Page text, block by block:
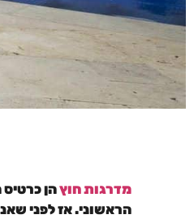
מדרגות חוץהן
הראשוני. אז לפני